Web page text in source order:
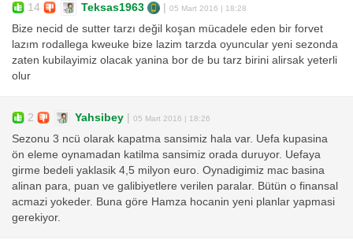
14 Teksas1963 05 Mart 2016 | 18:28
Bize necid de sutter tarzı değil koşan mücadele eden bir forvet
lazım rodallega kweuke bize lazim tarzda oyuncular yeni sezonda
zaten kubilayimiz olacak yanina bor de bu tarz birini alirsak yeterli
olur
2 Yahsibey 05 Mart 2016 | 18:26
Sezonu 3 ncü olarak kapatma sansimiz hala var. Uefa kupasina
ön eleme oynamadan katilma sansimiz orada duruyor. Uefaya
girme bedeli yaklasik 4,5 milyon euro. Oynadigimiz mac basina
alinan para, puan ve galibiyetlere verilen paralar. Bütün o finansal
acmazi yokeder. Buna göre Hamza hocanin yeni planlar yapmasi
gerekiyor.